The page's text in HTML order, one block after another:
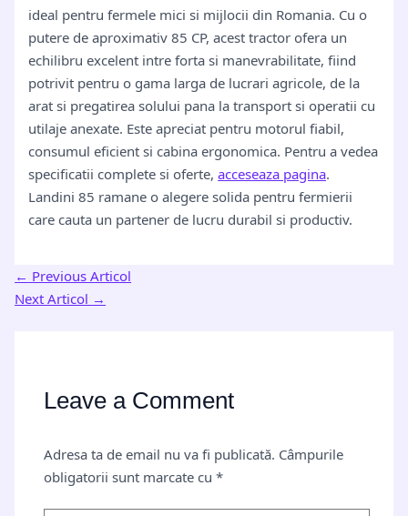
ideal pentru fermele mici si mijlocii din Romania. Cu o
putere de aproximativ 85 CP, acest tractor ofera un
echilibru excelent intre forta si manevrabilitate, fiind
potrivit pentru o gama larga de lucrari agricole, de la
arat si pregatirea solului pana la transport si operatii cu
utilaje anexate. Este apreciat pentru motorul fiabil,
consumul eficient si cabina ergonomica. Pentru a vedea
specificatii complete si oferte,acceseaza pagina.
Landini 85 ramane o alegere solida pentru fermierii
care cauta un partener de lucru durabil si productiv.
← Previous Articol
Next Articol →
Leave a Comment
Adresa ta de email nu va fi publicată. Câmpurile
obligatorii sunt marcate cu*